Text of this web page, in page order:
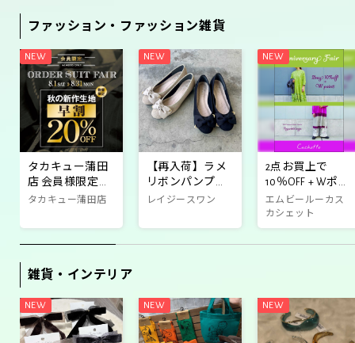
ファッション・ファッション雑貨
タカキュー蒲田
店 会員様限定秋
の新作オーダー
タカキュー蒲田店
【再入荷】ラメ
リボンパンプス
✨
レイジースワン
2点お買上で
10％OFF + Wポイ
ント！
エムビールーカス
カシェット
雑貨・インテリア